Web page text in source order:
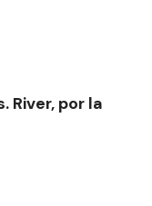
River, por la